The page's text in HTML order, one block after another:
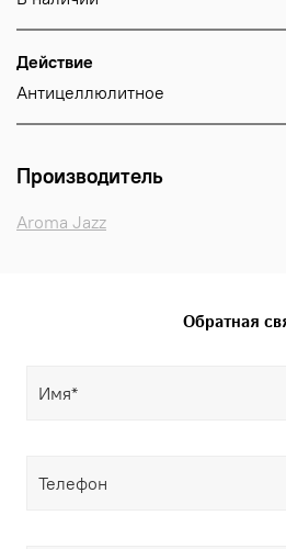
Действие
Антицеллюлитное
Производитель
Aroma Jazz
Обратная